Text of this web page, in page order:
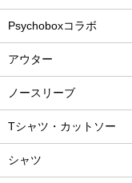
Psychoboxコラボ
アウター
ノースリーブ
Tシャツ・カットソー
シャツ